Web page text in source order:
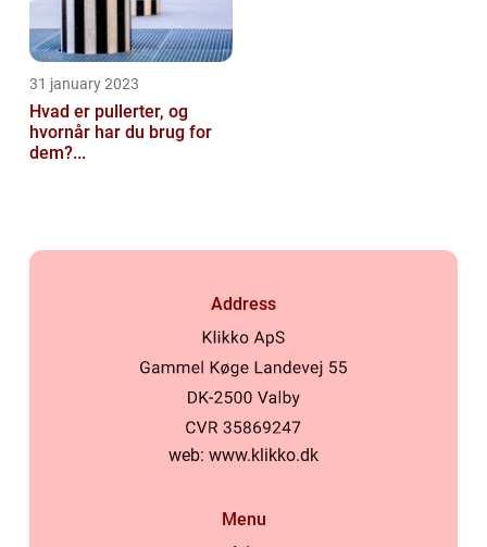
31 january 2023
Hvad er pullerter, og
hvornår har du brug for
dem?...
Address
web: www.klikko.dk
Menu